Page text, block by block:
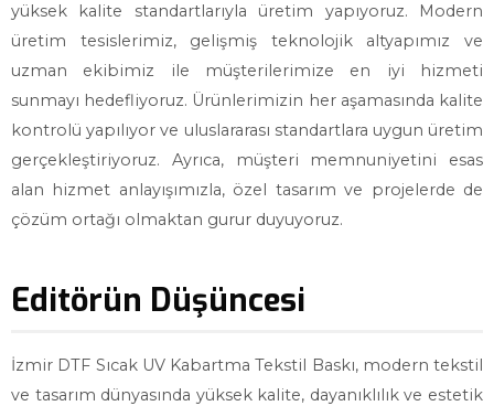
yüksek kalite standartlarıyla üretim yapıyoruz. Modern
üretim tesislerimiz, gelişmiş teknolojik altyapımız ve
uzman ekibimiz ile müşterilerimize en iyi hizmeti
sunmayı hedefliyoruz. Ürünlerimizin her aşamasında kalite
kontrolü yapılıyor ve uluslararası standartlara uygun üretim
gerçekleştiriyoruz. Ayrıca, müşteri memnuniyetini esas
alan hizmet anlayışımızla, özel tasarım ve projelerde de
çözüm ortağı olmaktan gurur duyuyoruz.
Editörün Düşüncesi
İzmir DTF Sıcak UV Kabartma Tekstil Baskı, modern tekstil
ve tasarım dünyasında yüksek kalite, dayanıklılık ve estetik